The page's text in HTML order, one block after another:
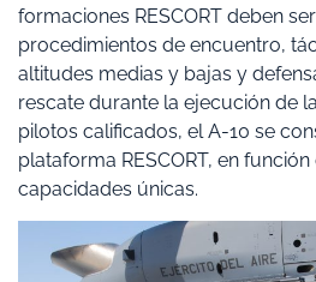
formaciones RESCORT deben
procedimientos de encuentro,
altitudes medias y bajas y
rescate durante la ejecución de
pilotos calificados, el A-10 se
plataforma RESCORT, en
capacidades únicas.